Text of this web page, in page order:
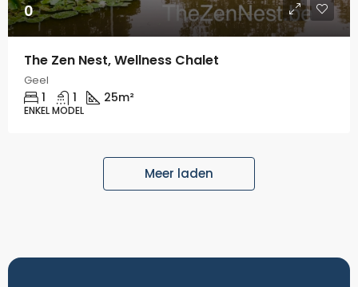
0
The Zen Nest, Wellness Chalet
Geel
1 1 25m²
ENKEL MODEL
Meer laden